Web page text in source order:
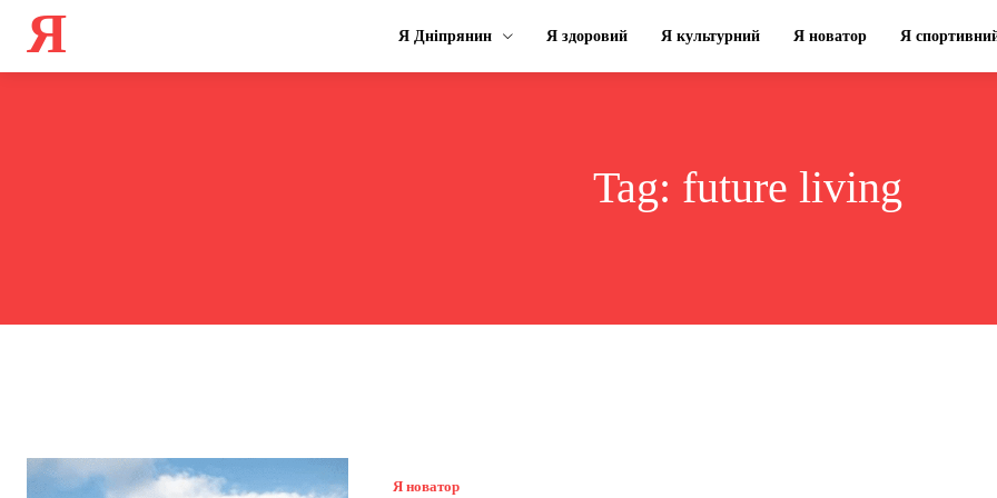
Я Я Дніпрянин Я здоровий Я культурний Я новатор Я
Tag: future living
Я новатор